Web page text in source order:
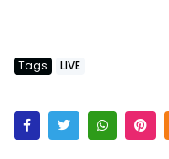
Tags LIVE